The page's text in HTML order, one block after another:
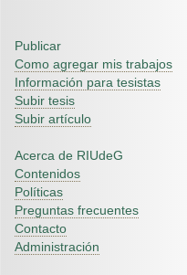
Publicar
Como agregar mis trabajos
Información para tesistas
Subir tesis
Subir artículo
Acerca de RIUdeG
Contenidos
Políticas
Preguntas frecuentes
Contacto
Administración